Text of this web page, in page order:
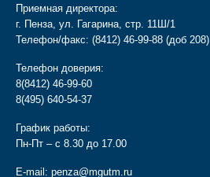
Приемная директора:
г. Пенза, ул. Гагарина, стр. 11Ш/1
Телефон/факс: (8412) 46-99-88 (доб 208)
Телефон доверия:
8(8412) 46-99-60
8(495) 640-54-37
График работы:
Пн-Пт – с 8.30 до 17.00
E-mail: penza@mgutm.ru